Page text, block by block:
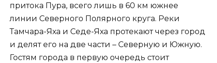
притока Пура, всего лишь в 60 км южнее
линии Северного Полярного круга. Реки
Тамчара-Яха и Седе-Яха протекают через город
и делят его на две части – Северную и Южную.
Гостям города в первую очередь стоит